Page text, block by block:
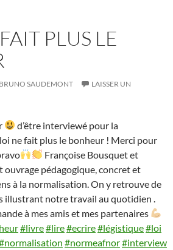
PLUS LE
BRUNO SAUDEMONT
LAISSER UN
d’être interviewé pour la
ne fait plus le bonheur ! Merci pour
Françoise Bousquet et
ouvrage pédagogique, concret et
à la normalisation. On y retrouve de
illustrant notre travail au quotidien .
à mes amis et mes partenaires
#livre#lire#ecrire#légistique#loi
#normeafnor#interview